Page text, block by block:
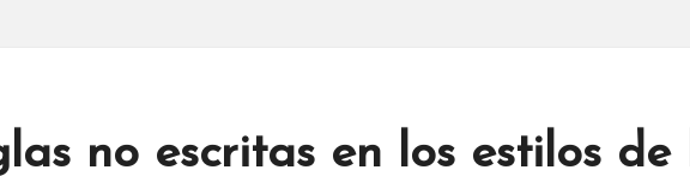
no escritas en los estilos